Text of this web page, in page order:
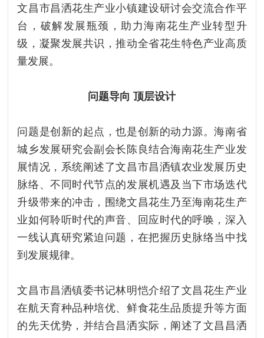
文昌市昌洒花生产业小镇建设研讨会交流合作平
台，破解发展瓶颈，助力海南花生产业转型升
级，凝聚发展共识，推动全省花生特色产业高质
量发展。
问题导向 顶层设计
问题是创新的起点，也是创新的动力源。海南省
城乡发展研究会副会长陈良结合海南花生产业发
展情况，系统阐述了文昌市昌洒镇农业发展历史
脉络、不同时代节点的发展机遇及当下市场迭代
升级带来的冲击，围绕文昌花生乃至海南花生产
业如何聆听时代的声音、回应时代的呼唤，深入
一线认真研究紧迫问题，在把握历史脉络当中找
到发展规律。
文昌市昌洒镇委书记林明恺介绍了文昌花生产业
在航天育种品种培优、鲜食花生品质提升等方面
的先天优势，并结合昌洒实际，阐述了文昌昌洒